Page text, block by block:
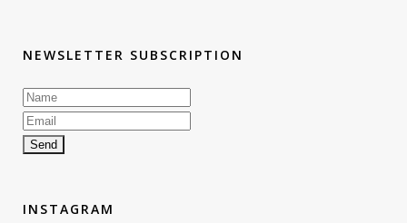
NEWSLETTER SUBSCRIPTION
INSTAGRAM